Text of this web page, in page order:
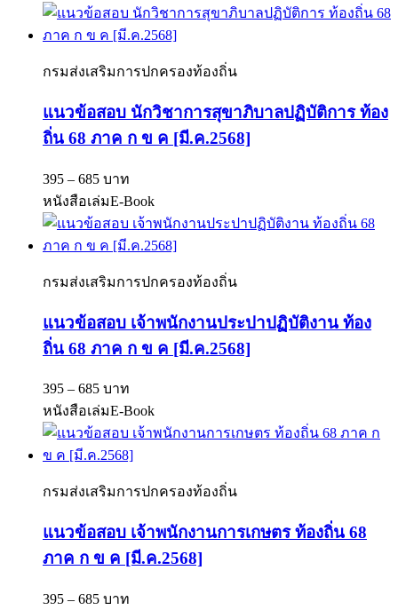
กรมส่งเสริมการปกครองท้องถิ่น
แนวข้อสอบ นักวิชาการสุขาภิบาลปฏิบัติการ ท้อง
ถิ่น 68 ภาค ก ข ค [มี.ค.2568]
395 – 685 บาท
หนังสือเล่มE-Book
กรมส่งเสริมการปกครองท้องถิ่น
แนวข้อสอบ เจ้าพนักงานประปาปฏิบัติงาน ท้อง
ถิ่น 68 ภาค ก ข ค [มี.ค.2568]
395 – 685 บาท
หนังสือเล่มE-Book
กรมส่งเสริมการปกครองท้องถิ่น
แนวข้อสอบ เจ้าพนักงานการเกษตร ท้องถิ่น 68
ภาค ก ข ค [มี.ค.2568]
395 – 685 บาท